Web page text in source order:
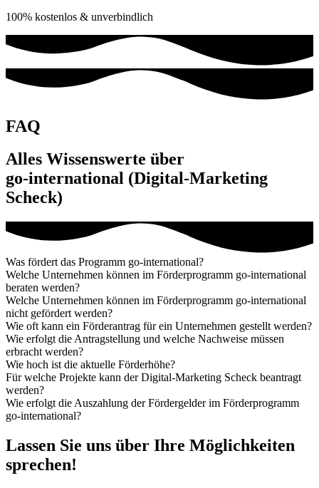
100% kostenlos & unverbindlich
FAQ
Alles Wissenswerte über
go-international (Digital-Marketing
Scheck)
Was fördert das Programm go-international?
Welche Unternehmen können im Förderprogramm go-international
beraten werden?
Welche Unternehmen können im Förderprogramm go-international
nicht gefördert werden?
Wie oft kann ein Förderantrag für ein Unternehmen gestellt werden?
Wie erfolgt die Antragstellung und welche Nachweise müssen
erbracht werden?
Wie hoch ist die aktuelle Förderhöhe?
Für welche Projekte kann der Digital-Marketing Scheck beantragt
werden?
Wie erfolgt die Auszahlung der Fördergelder im Förderprogramm
go-international?
Lassen Sie uns über Ihre Möglichkeiten
sprechen!